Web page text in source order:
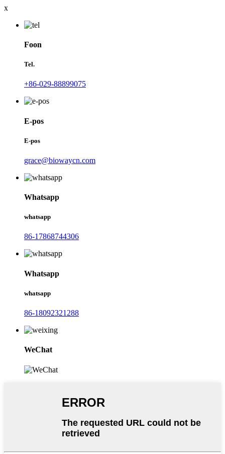
x
Foon
Tel.
+86-029-88899075
E-pos
E-pos
grace@biowaycn.com
Whatsapp
whatsapp
86-17868744306
Whatsapp
whatsapp
86-18092321288
WeChat